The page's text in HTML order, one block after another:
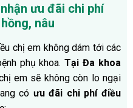
ưu đãi chi phí
nâu
chị em không dám tới các
phụ khoa. Tại Đa khoa
em sẽ không còn lo ngại
có ưu đãi chi phí điều